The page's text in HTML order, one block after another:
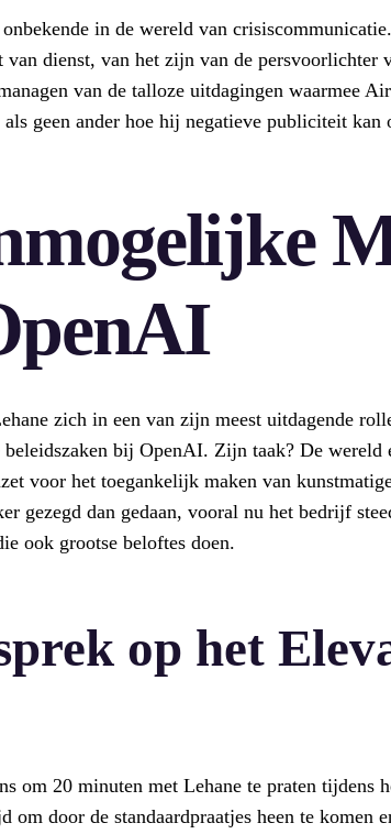
in de wereld van
van dienst, van het zijn van de persvoorlichter
van de talloze uitdagingen waarmee
geen ander hoe hij negatieve publiciteit kan
zich in een van zijn meest uitdagende
beleidszaken bij OpenAI. Zijn taak? De
voor het toegankelijk maken van
gezegd dan gedaan, vooral nu het bedrijf
ook grootse beloftes doen.
op het
om 20 minuten met Lehane te praten tijdens
om door de standaardpraatjes heen te komen